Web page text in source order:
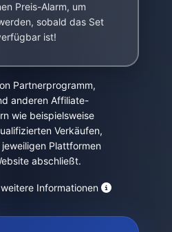
Preis-Alarm, um
sobald das Set
ist!
Partnerprogramm,
anderen Affiliate-
wie beispielsweise
Verkäufen,
Plattformen
abschließt.
weitere Informationen